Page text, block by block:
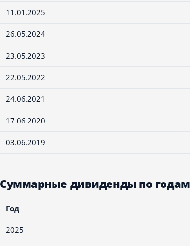
11.01.2025
26.05.2024
23.05.2023
22.05.2022
24.06.2021
17.06.2020
03.06.2019
Суммарные дивиденды по годам
Год
2025